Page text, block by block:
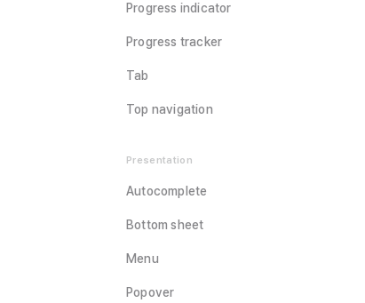
Progress indicator
Progress tracker
Tab
Top navigation
Presentation
Autocomplete
Bottom sheet
Menu
Popover